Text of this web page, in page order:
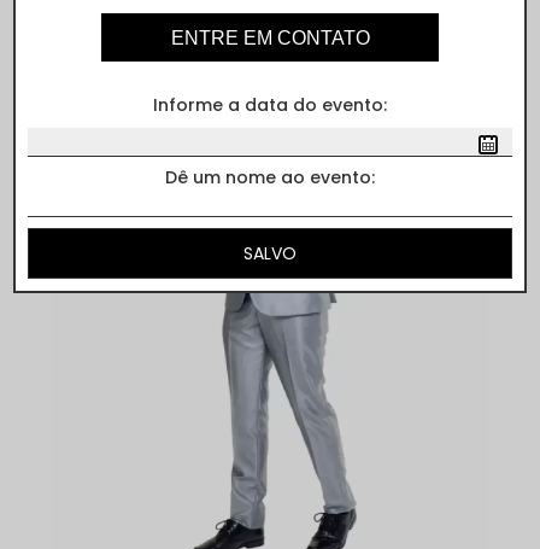
ENTRE EM CONTATO
Informe a data do evento:
Dê um nome ao evento: